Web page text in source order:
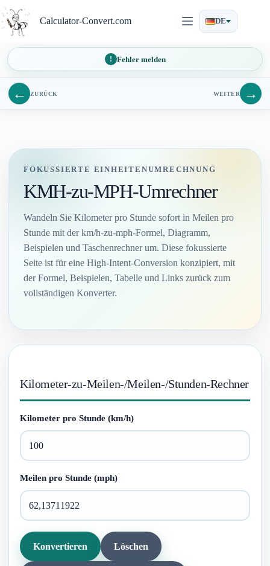
Inhalt
springen
Calculator-Convert.com DE
Fehler melden
← ZURÜCK WEITER →
FOKUSSIERTE EINHEITENUMRECHNUNG
KMH-zu-MPH-Umrechner
Wandeln Sie Kilometer pro Stunde sofort in Meilen pro
Stunde mit der km/h-zu-mph-Formel, Diagramm,
Beispielen und Taschenrechner um. Diese fokussierte
Seite ist für eine High-Intent-Conversion konzipiert, mit
der Formel, Beispielen, Tabelle und Links zurück zum
vollständigen Konverter.
Kilometer-zu-Meilen-/Meilen-/Stunden-Rechner
Kilometer pro Stunde (km/h)
Meilen pro Stunde (mph)
Konvertieren Löschen